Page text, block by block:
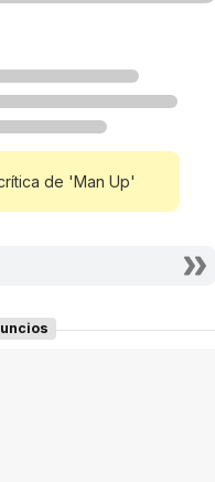
de 'Man Up'